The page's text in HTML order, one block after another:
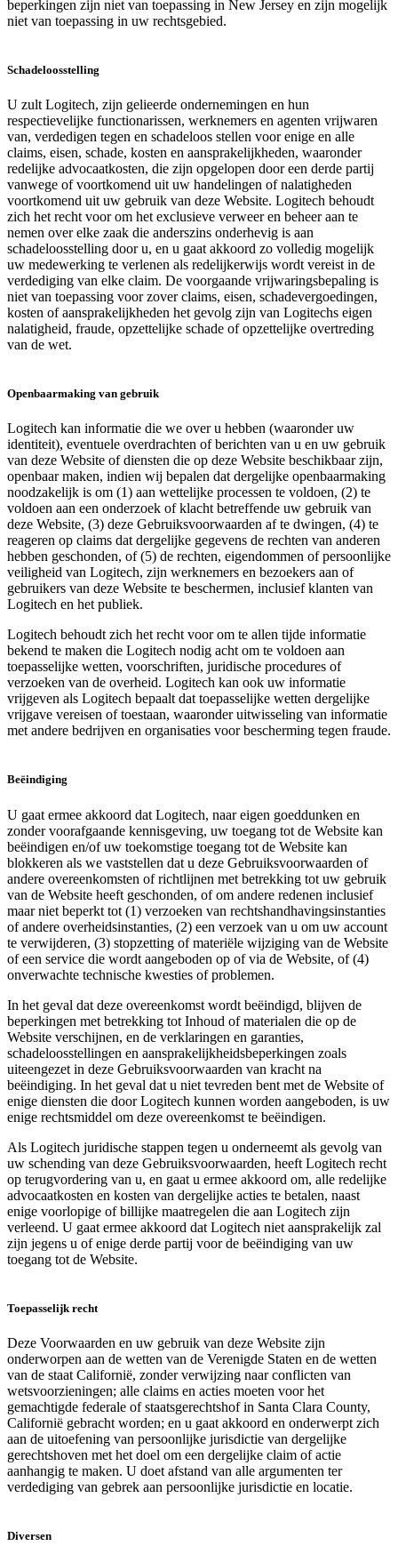
beperkingen zijn niet van toepassing in New Jersey en zijn mogelijk
niet van toepassing in uw rechtsgebied.
Schadeloosstelling
U zult Logitech, zijn gelieerde ondernemingen en hun
respectievelijke functionarissen, werknemers en agenten vrijwaren
van, verdedigen tegen en schadeloos stellen voor enige en alle
claims, eisen, schade, kosten en aansprakelijkheden, waaronder
redelijke advocaatkosten, die zijn opgelopen door een derde partij
vanwege of voortkomend uit uw handelingen of nalatigheden
voortkomend uit uw gebruik van deze Website. Logitech behoudt
zich het recht voor om het exclusieve verweer en beheer aan te
nemen over elke zaak die anderszins onderhevig is aan
schadeloosstelling door u, en u gaat akkoord zo volledig mogelijk
uw medewerking te verlenen als redelijkerwijs wordt vereist in de
verdediging van elke claim. De voorgaande vrijwaringsbepaling is
niet van toepassing voor zover claims, eisen, schadevergoedingen,
kosten of aansprakelijkheden het gevolg zijn van Logitechs eigen
nalatigheid, fraude, opzettelijke schade of opzettelijke overtreding
van de wet.
Openbaarmaking van gebruik
Logitech kan informatie die we over u hebben (waaronder uw
identiteit), eventuele overdrachten of berichten van u en uw gebruik
van deze Website of diensten die op deze Website beschikbaar zijn,
openbaar maken, indien wij bepalen dat dergelijke openbaarmaking
noodzakelijk is om (1) aan wettelijke processen te voldoen, (2) te
voldoen aan een onderzoek of klacht betreffende uw gebruik van
deze Website, (3) deze Gebruiksvoorwaarden af te dwingen, (4) te
reageren op claims dat dergelijke gegevens de rechten van anderen
hebben geschonden, of (5) de rechten, eigendommen of persoonlijke
veiligheid van Logitech, zijn werknemers en bezoekers aan of
gebruikers van deze Website te beschermen, inclusief klanten van
Logitech en het publiek.
Logitech behoudt zich het recht voor om te allen tijde informatie
bekend te maken die Logitech nodig acht om te voldoen aan
toepasselijke wetten, voorschriften, juridische procedures of
verzoeken van de overheid. Logitech kan ook uw informatie
vrijgeven als Logitech bepaalt dat toepasselijke wetten dergelijke
vrijgave vereisen of toestaan, waaronder uitwisseling van informatie
met andere bedrijven en organisaties voor bescherming tegen fraude.
Beëindiging
U gaat ermee akkoord dat Logitech, naar eigen goeddunken en
zonder voorafgaande kennisgeving, uw toegang tot de Website kan
beëindigen en/of uw toekomstige toegang tot de Website kan
blokkeren als we vaststellen dat u deze Gebruiksvoorwaarden of
andere overeenkomsten of richtlijnen met betrekking tot uw gebruik
van de Website heeft geschonden, of om andere redenen inclusief
maar niet beperkt tot (1) verzoeken van rechtshandhavingsinstanties
of andere overheidsinstanties, (2) een verzoek van u om uw account
te verwijderen, (3) stopzetting of materiële wijziging van de Website
of een service die wordt aangeboden op of via de Website, of (4)
onverwachte technische kwesties of problemen.
In het geval dat deze overeenkomst wordt beëindigd, blijven de
beperkingen met betrekking tot Inhoud of materialen die op de
Website verschijnen, en de verklaringen en garanties,
schadeloosstellingen en aansprakelijkheidsbeperkingen zoals
uiteengezet in deze Gebruiksvoorwaarden van kracht na
beëindiging. In het geval dat u niet tevreden bent met de Website of
enige diensten die door Logitech kunnen worden aangeboden, is uw
enige rechtsmiddel om deze overeenkomst te beëindigen.
Als Logitech juridische stappen tegen u onderneemt als gevolg van
uw schending van deze Gebruiksvoorwaarden, heeft Logitech recht
op terugvordering van u, en gaat u ermee akkoord om, alle redelijke
advocaatkosten en kosten van dergelijke acties te betalen, naast
enige voorlopige of billijke maatregelen die aan Logitech zijn
verleend. U gaat ermee akkoord dat Logitech niet aansprakelijk zal
zijn jegens u of enige derde partij voor de beëindiging van uw
toegang tot de Website.
Toepasselijk recht
Deze Voorwaarden en uw gebruik van deze Website zijn
onderworpen aan de wetten van de Verenigde Staten en de wetten
van de staat Californië, zonder verwijzing naar conflicten van
wetsvoorzieningen; alle claims en acties moeten voor het
gemachtigde federale of staatsgerechtshof in Santa Clara County,
Californië gebracht worden; en u gaat akkoord en onderwerpt zich
aan de uitoefening van persoonlijke jurisdictie van dergelijke
gerechtshoven met het doel om een dergelijke claim of actie
aanhangig te maken. U doet afstand van alle argumenten ter
verdediging van gebrek aan persoonlijke jurisdictie en locatie.
Diversen